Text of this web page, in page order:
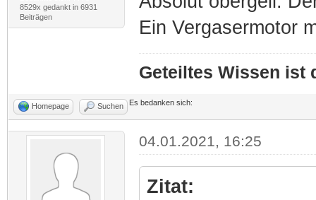
8529x gedankt in 6931
Beiträgen
Ein Vergasermotor
Geteiltes Wissen ist
Homepage Suchen Es bedanken sich:
04.01.2021, 16:25
Zitat: